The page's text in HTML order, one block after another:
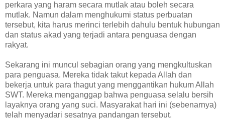
perkara yang haram secara mutlak atau boleh secara
mutlak. Namun dalam menghukumi status perbuatan
tersebut, kita harus merinci terlebih dahulu bentuk hubungan
dan status akad yang terjadi antara penguasa dengan
rakyat.
Sekarang ini muncul sebagian orang yang mengkultuskan
para penguasa. Mereka tidak takut kepada Allah dan
bekerja untuk para thagut yang menggantikan hukum Allah
SWT. Mereka menganggap bahwa penguasa selalu bersih
layaknya orang yang suci. Masyarakat hari ini (sebenarnya)
telah menyadari sesatnya pandangan tersebut.